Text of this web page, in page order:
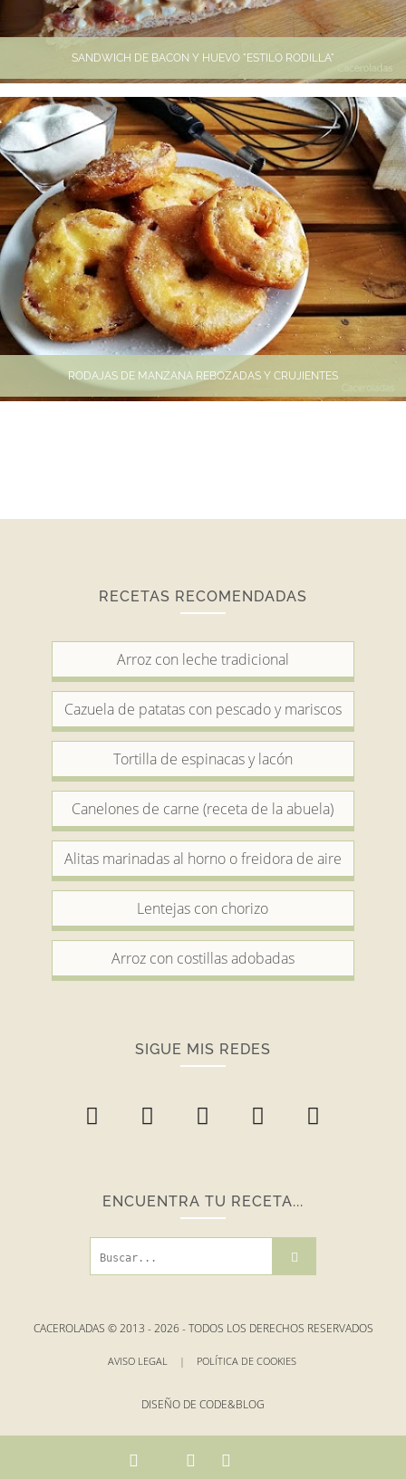
SANDWICH DE BACON Y HUEVO "ESTILO RODILLA"
RODAJAS DE MANZANA REBOZADAS Y CRUJIENTES
RECETAS RECOMENDADAS
Arroz con leche tradicional
Cazuela de patatas con pescado y mariscos
Tortilla de espinacas y lacón
Canelones de carne (receta de la abuela)
Alitas marinadas al horno o freidora de aire
Lentejas con chorizo
Arroz con costillas adobadas
SIGUE MIS REDES
ENCUENTRA TU RECETA...
CACEROLADAS © 2013 -2026- TODOS LOS DERECHOS RESERVADOS
AVISO LEGAL | POLÍTICA DE COOKIES
DISEÑO DE CODE&BLOG